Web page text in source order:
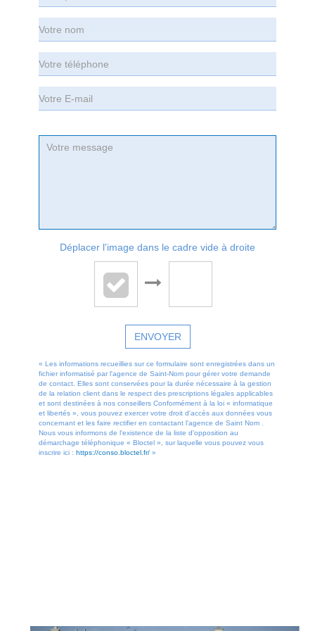
Déplacer l'image dans le cadre vide à droite
ENVOYER
« Les informations recueillies sur ce formulaire sont enregistrées dans un
fichier informatisé par l'agence de Saint-Nom pour gérer votre demande
de contact. Elles sont conservées pour la durée nécessaire à la gestion
de la relation client dans le respect des prescriptions légales applicables
et sont destinées à nos conseillers Conformément à la loi « informatique
et libertés », vous pouvez exercer votre droit d'accès aux données vous
concernant et les faire rectifier en contactant l'agence de Saint Nom .
Nous vous informons de l'existence de la liste d'opposition au
démarchage téléphonique « Bloctel », sur laquelle vous pouvez vous
inscrire ici : https://conso.bloctel.fr/ »